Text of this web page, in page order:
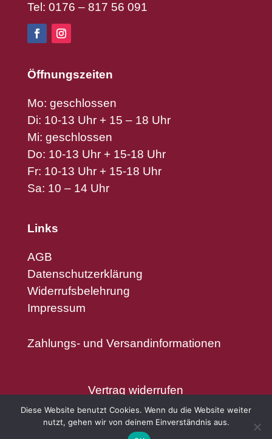
Tel: 0176 – 817 56 091
Öffnungszeiten
Mo: geschlossen
Di: 10-13 Uhr + 15 – 18 Uhr
Mi: geschlossen
Do: 10-13 Uhr + 15-18 Uhr
Fr: 10-13 Uhr + 15-18 Uhr
Sa: 10 – 14 Uhr
Links
AGB
Datenschutzerklärung
Widerrufsbelehrung
Impressum
Zahlungs- und Versandinformationen
Vertrag widerrufen
Diese Website benutzt Cookies. Wenn du die Website weiter
nutzt, gehen wir von deinem Einverständnis aus.